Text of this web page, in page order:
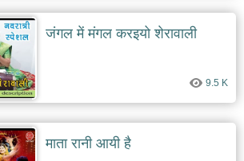
जंगल में मंगल करइयो शेरावाली
9.5 K
माता रानी आयी है